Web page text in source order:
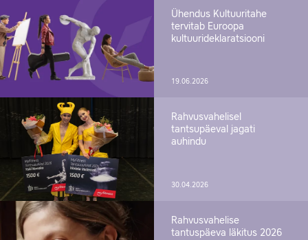
Ühendus Kultuuritahe
tervitab Euroopa
kultuurideklaratsiooni
19.06.2026
Rahvusvahelisel
tantsupäeval jagati
auhindu
30.04.2026
Rahvusvahelise
tantuspäeva läkitus 2026